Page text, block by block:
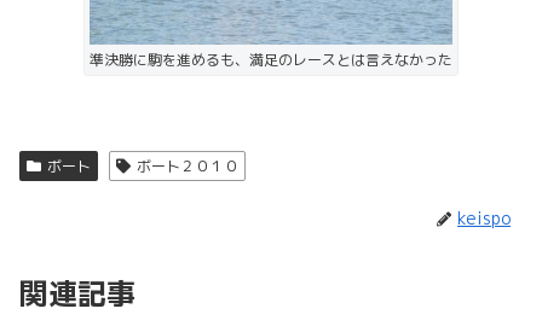
準決勝に駒を進めるも、満足のレースとは言えなかった
ボート ボート２０１０
keispo
関連記事